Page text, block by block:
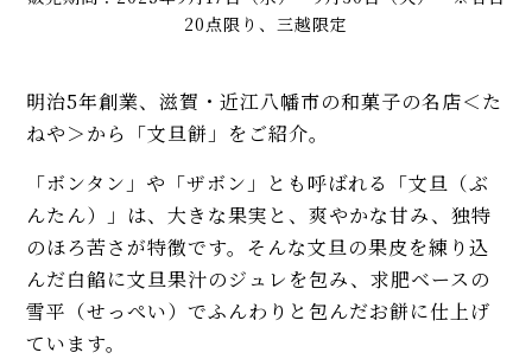
20点限り、三越限定
明治5年創業、滋賀・近江八幡市の和菓子の名店＜た
ねや＞から「文旦餅」をご紹介。
「ボンタン」や「ザボン」とも呼ばれる「文旦（ぶ
んたん）」は、大きな果実と、爽やかな甘み、独特
のほろ苦さが特徴です。そんな文旦の果皮を練り込
んだ白餡に文旦果汁のジュレを包み、求肥ベースの
雪平（せっぺい）でふんわりと包んだお餅に仕上げ
ています。